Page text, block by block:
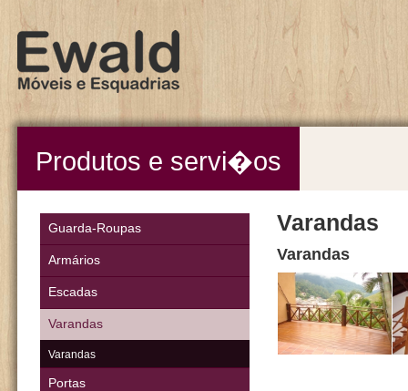
Produtos e servi�os
Guarda-Roupas
Armários
Escadas
Varandas
Varandas
Portas
Varandas
Varandas